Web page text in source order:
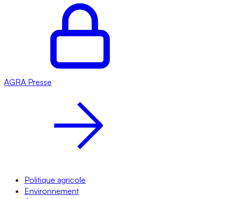
AGRA Presse
Politique agricole
Environnement